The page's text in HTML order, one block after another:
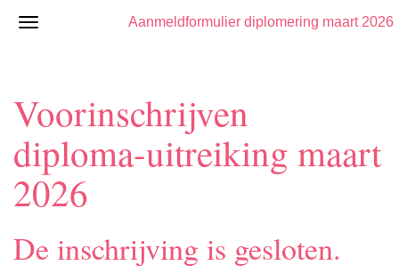
Aanmeldformulier diplomering maart 2026
Voorinschrijven
diploma-uitreiking maart
2026
De inschrijving is gesloten.